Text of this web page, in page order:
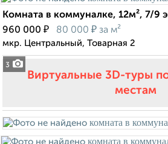
3
Комната в коммуналке, 12м², 7/9
960 000 ₽ 80 000 ₽ за м²
мкр. Центральный, Товарная 2
Виртуальные 3D-туры
местам